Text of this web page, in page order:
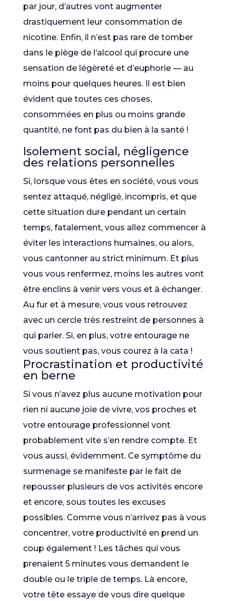
par jour, d’autres vont augmenter
drastiquement leur consommation de
nicotine. Enfin, il n’est pas rare de tomber
dans le piège de l’alcool qui procure une
sensation de légèreté et d’euphorie — au
moins pour quelques heures. Il est bien
évident que toutes ces choses,
consommées en plus ou moins grande
quantité, ne font pas du bien à la santé !
Isolement social, négligence
des relations personnelles
Si, lorsque vous êtes en société, vous vous
sentez attaqué, négligé, incompris, et que
cette situation dure pendant un certain
temps, fatalement, vous allez commencer à
éviter les interactions humaines, ou alors,
vous cantonner au strict minimum. Et plus
vous vous renfermez, moins les autres vont
être enclins à venir vers vous et à échanger.
Au fur et à mesure, vous vous retrouvez
avec un cercle très restreint de personnes à
qui parler. Si, en plus, votre entourage ne
vous soutient pas, vous courez à la cata !
Procrastination et productivité
en berne
Si vous n’avez plus aucune motivation pour
rien ni aucune joie de vivre, vos proches et
votre entourage professionnel vont
probablement vite s’en rendre compte. Et
vous aussi, évidemment. Ce symptôme du
surmenage se manifeste par le fait de
repousser plusieurs de vos activités encore
et encore, sous toutes les excuses
possibles. Comme vous n’arrivez pas à vous
concentrer, votre productivité en prend un
coup également ! Les tâches qui vous
prenaient 5 minutes vous demandent le
double ou le triple de temps. Là encore,
votre tête essaye de vous dire quelque